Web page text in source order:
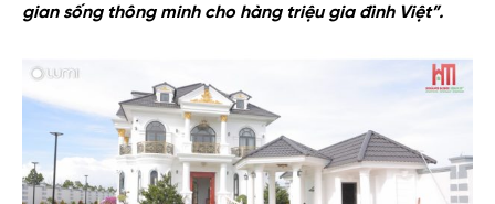
gian sống thông minh cho hàng triệu gia đình Việt”.